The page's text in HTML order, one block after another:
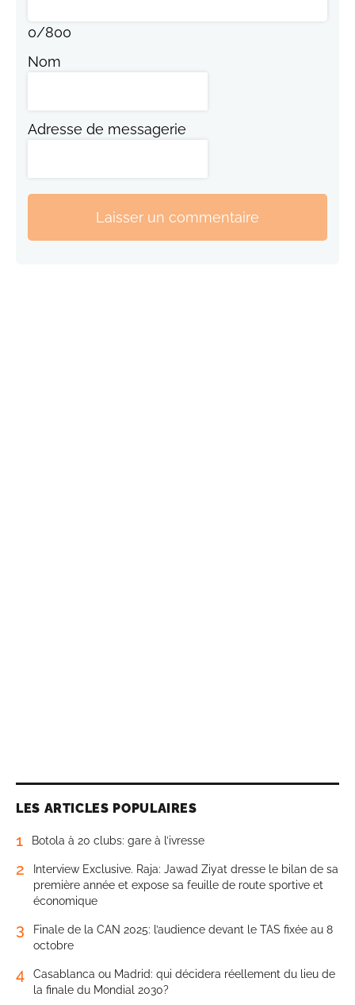
0/800
Nom
Adresse de messagerie
Laisser un commentaire
LES ARTICLES POPULAIRES
1 Botola à 20 clubs: gare à l’ivresse
2
Interview Exclusive. Raja: Jawad Ziyat dresse le bilan de sa
première année et expose sa feuille de route sportive et
économique
3
Finale de la CAN 2025: l’audience devant le TAS fixée au 8
octobre
4
Casablanca ou Madrid: qui décidera réellement du lieu de
la finale du Mondial 2030?